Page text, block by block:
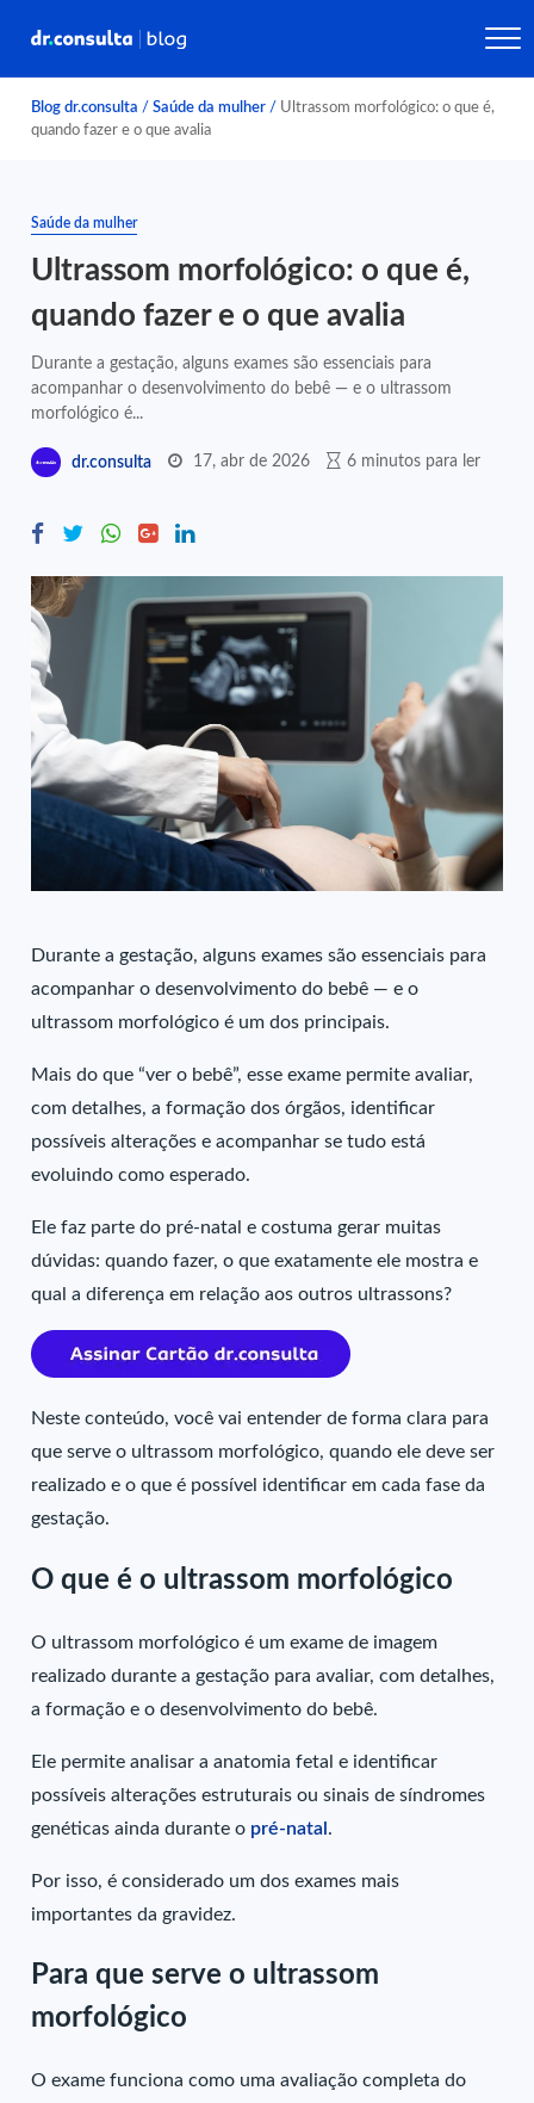
Blog dr.consulta / Saúde da mulher / Ultrassom morfológico: o que é,
quando fazer e o que avalia
Saúde da mulher
Ultrassom morfológico: o que é,
quando fazer e o que avalia
Durante a gestação, alguns exames são essenciais para
acompanhar o desenvolvimento do bebê — e o ultrassom
morfológico é...
dr.consulta 17, abr de 2026 6 minutos para ler
Durante a gestação, alguns exames são essenciais para
acompanhar o desenvolvimento do bebê — e o
ultrassom morfológico é um dos principais.
Mais do que “ver o bebê”, esse exame permite avaliar,
com detalhes, a formação dos órgãos, identificar
possíveis alterações e acompanhar se tudo está
evoluindo como esperado.
Ele faz parte do pré-natal e costuma gerar muitas
dúvidas: quando fazer, o que exatamente ele mostra e
qual a diferença em relação aos outros ultrassons?
Neste conteúdo, você vai entender de forma clara para
que serve o ultrassom morfológico, quando ele deve ser
realizado e o que é possível identificar em cada fase da
gestação.
O que é o ultrassom morfológico
O ultrassom morfológico é um exame de imagem
realizado durante a gestação para avaliar, com detalhes,
a formação e o desenvolvimento do bebê.
Ele permite analisar a anatomia fetal e identificar
possíveis alterações estruturais ou sinais de síndromes
genéticas ainda durante o pré-natal.
Por isso, é considerado um dos exames mais
importantes da gravidez.
Para que serve o ultrassom
morfológico
O exame funciona como uma avaliação completa do